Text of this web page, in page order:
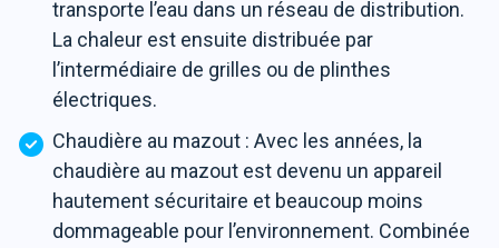
transporte l’eau dans un réseau de distribution.
La chaleur est ensuite distribuée par
l’intermédiaire de grilles ou de plinthes
électriques.
Chaudière au mazout : Avec les années, la
chaudière au mazout est devenu un appareil
hautement sécuritaire et beaucoup moins
dommageable pour l’environnement. Combinée